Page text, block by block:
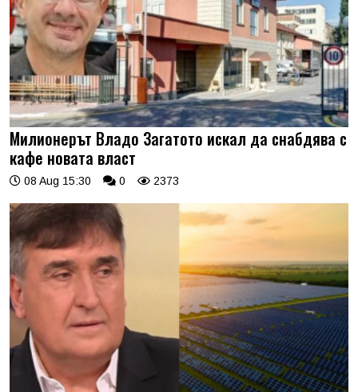
Милионерът Владо Загатото искал да снабдява с
кафе новата власт
08 Aug 15:30 0 2373